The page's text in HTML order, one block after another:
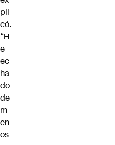
pli
có.
“H
e
ec
ha
do
de
m
en
os